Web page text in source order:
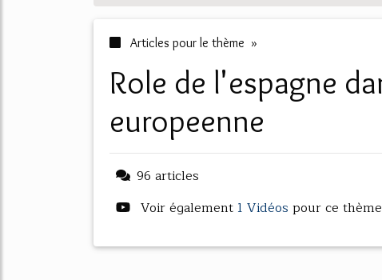
Articles pour le thème »
role de l'espagne dans l'union
europeenne
96 articles
Voir également 1 Vidéos pour ce thème